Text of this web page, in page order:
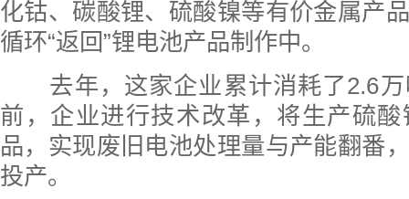
化钴、碳酸锂、硫酸镍等有价金属产
循环“返回”锂电池产品制作中。
去年，这家企业累计消耗了2.6万
前，企业进行技术改革，将生产硫
品，实现废旧电池处理量与产能翻番
投产。